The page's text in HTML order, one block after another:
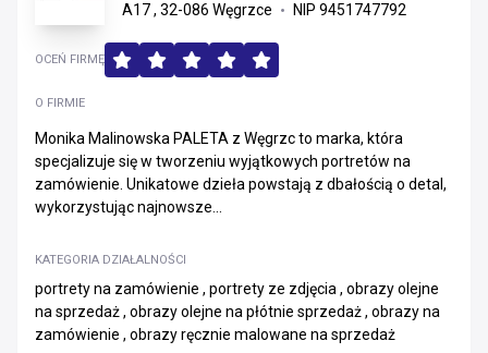
A17 , 32-086 Węgrzce NIP 9451747792
O FIRMIE
Monika Malinowska PALETA z Węgrzc to marka, która
specjalizuje się w tworzeniu wyjątkowych portretów na
zamówienie. Unikatowe dzieła powstają z dbałością o detal,
wykorzystując najnowsze...
KATEGORIA DZIAŁALNOŚCI
portrety na zamówienie , portrety ze zdjęcia , obrazy olejne
na sprzedaż , obrazy olejne na płótnie sprzedaż , obrazy na
zamówienie , obrazy ręcznie malowane na sprzedaż
OCEŃ FIRMĘ